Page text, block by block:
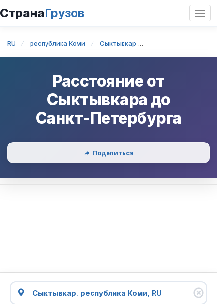
СтранаГрузов
RU республика Коми Сыктывкар
Расстояние от
Сыктывкара до
Санкт-Петербурга
Поделиться